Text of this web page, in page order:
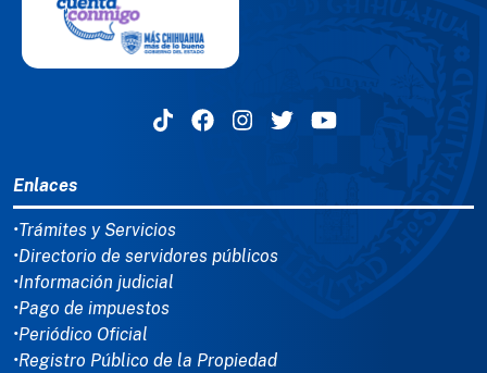
Enlaces
•Trámites y Servicios
•Directorio de servidores públicos
•Información judicial
•Pago de impuestos
•Periódico Oficial
•Registro Público de la Propiedad